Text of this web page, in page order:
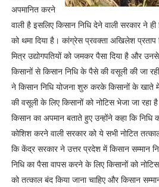
अपमानित करने
वाली है इसलिए किसान निधि देने वाली सरकार ने
को थमा दिया है। कांग्रेस प्रवक्ता अखिलेश
मित्र उद्योगपतियों को जमकर पैसा दिया है और
किसानों से किसान निधि के पैसे की वसूली की जा
ने किसान निधि योजना शुरु करके किसानों के
की वसूली के लिए किसानों को नोटिस भेजा जा रहा
किसान का अपमान बताते हुए उन्होंने कहा कि निधि
कोशिश करने वाली सरकार को ये सभी नोटित
कि केंद्र सरकार ने उत्तर प्रदेश में किसान सम्मान
निधि का पैसा वापस करने के लिए किसानों को
को तत्काल बंद किया जाना चाहिए और किसान